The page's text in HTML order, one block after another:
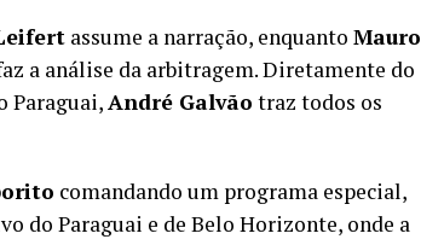
assume a narração, enquanto Mauro
a análise da arbitragem. Diretamente do
Paraguai,André Galvão traz todos os
comandando um programa especial,
do Paraguai e de Belo Horizonte, onde a